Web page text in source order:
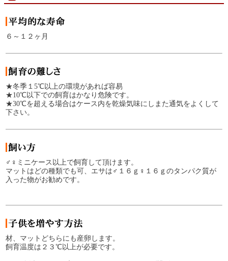
６～１２ヶ月
★冬季１5℃以上の環境があれば容易
★10℃以下での飼育はかなり危険です。
★30℃を超える場合はケース内を乾燥気味にしまた通気をよくして
下さい。
♂♀ミニケース以上で飼育して頂けます。
マットはどの種類でも可、エサは♂１６ｇ♀１６ｇのタンパク質が
入った物がお勧めです。
材、マットどちらにも産卵します。
飼育温度は２３℃以上が必要です。